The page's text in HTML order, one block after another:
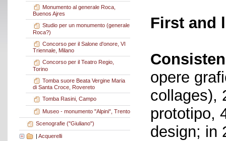
Monumento al generale Roca,
Buenos Ajres
Studio per un monumento (generale
Roca?)
Concorso per il Salone d'onore, VI
Triennale, Milano
Concorso per il Teatro Regio,
Torino
Tomba suore Beata Vergine Maria
di Santa Croce, Rovereto
Tomba Rasini, Campo
Museo - monumento "Alpini", Trento
Scenografie ("Giuliano")
| Acquerelli
First and
opere
collages),
prototipo,
design; in